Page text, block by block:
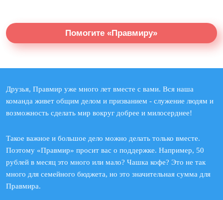
Помогите «Правмиру»
Друзья, Правмир уже много лет вместе с вами. Вся наша
команда живет общим делом и призванием - служение людям и
возможность сделать мир вокруг добрее и милосерднее!
Такое важное и большое дело можно делать только вместе.
Поэтому «Правмир» просит вас о поддержке. Например, 50
рублей в месяц это много или мало? Чашка кофе? Это не так
много для семейного бюджета, но это значительная сумма для
Правмира.